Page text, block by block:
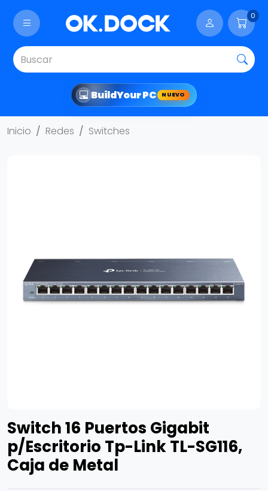
0
BuildYour PC NUEVO
Inicio Redes Switches
Switch 16 Puertos Gigabit
p/Escritorio Tp-Link TL-SG116,
Caja de Metal